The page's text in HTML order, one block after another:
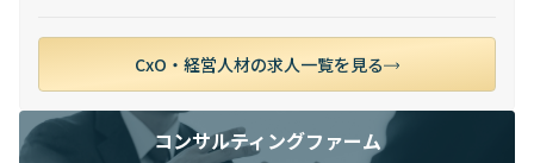
CxO・経営人材の求人一覧を見る
コンサルティングファーム